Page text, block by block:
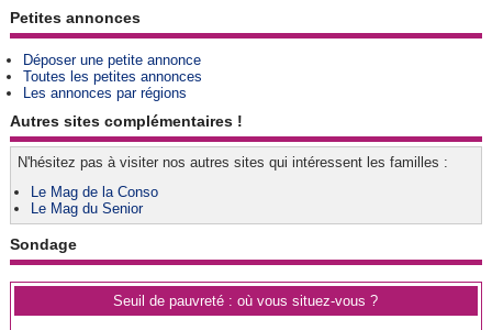
Petites annonces
Déposer une petite annonce
Toutes les petites annonces
Les annonces par régions
Autres sites complémentaires !
N'hésitez pas à visiter nos autres sites qui intéressent les familles :
Le Mag de la Conso
Le Mag du Senior
Sondage
Seuil de pauvreté : où vous situez-vous ?